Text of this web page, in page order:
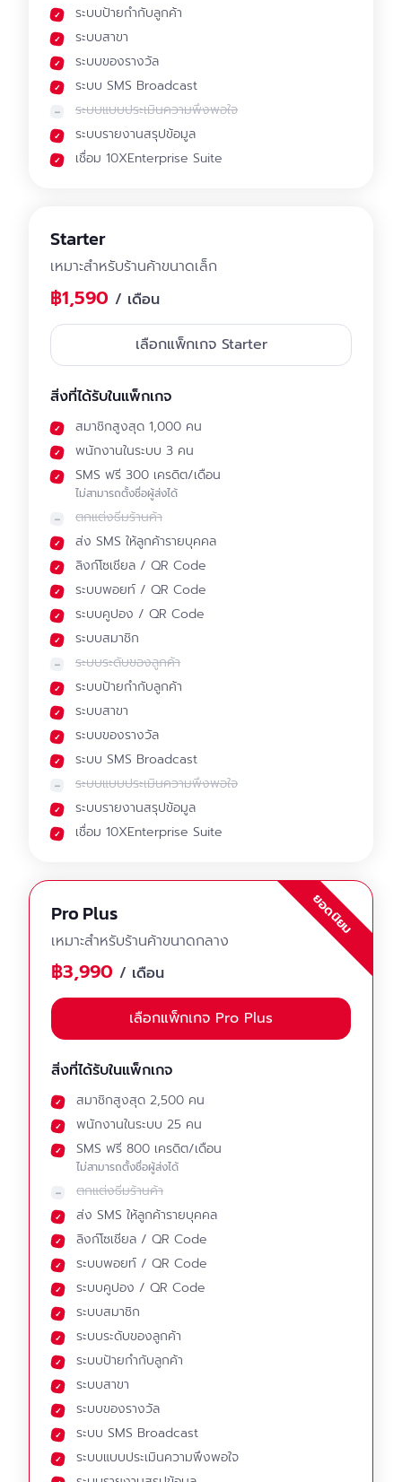
ระบบป้ายกำกับลูกค้า
ระบบสาขา
ระบบของรางวัล
ระบบ SMS Broadcast
ระบบแบบประเมินความพึงพอใจ
ระบบรายงานสรุปข้อมูล
เชื่อม 10XEnterprise Suite
Starter
เหมาะสำหรับร้านค้าขนาดเล็ก
฿1,590 / เดือน
เลือกแพ็กเกจ Starter
สิ่งที่ได้รับในแพ็กเกจ
สมาชิกสูงสุด 1,000 คน
พนักงานในระบบ 3 คน
SMS ฟรี 300 เครดิต/เดือน
ไม่สามารถตั้งชื่อผู้ส่งได้
ตกแต่งธีมร้านค้า
ส่ง SMS ให้ลูกค้ารายบุคคล
ลิงก์โซเชียล / QR Code
ระบบพอยท์ / QR Code
ระบบคูปอง / QR Code
ระบบสมาชิก
ระบบระดับของลูกค้า
ระบบป้ายกำกับลูกค้า
ระบบสาขา
ระบบของรางวัล
ระบบ SMS Broadcast
ระบบแบบประเมินความพึงพอใจ
ระบบรายงานสรุปข้อมูล
เชื่อม 10XEnterprise Suite
ยอดนิยม
Pro Plus
เหมาะสำหรับร้านค้าขนาดกลาง
฿3,990 / เดือน
เลือกแพ็กเกจ Pro Plus
สิ่งที่ได้รับในแพ็กเกจ
สมาชิกสูงสุด 2,500 คน
พนักงานในระบบ 25 คน
SMS ฟรี 800 เครดิต/เดือน
ไม่สามารถตั้งชื่อผู้ส่งได้
ตกแต่งธีมร้านค้า
ส่ง SMS ให้ลูกค้ารายบุคคล
ลิงก์โซเชียล / QR Code
ระบบพอยท์ / QR Code
ระบบคูปอง / QR Code
ระบบสมาชิก
ระบบระดับของลูกค้า
ระบบป้ายกำกับลูกค้า
ระบบสาขา
ระบบของรางวัล
ระบบ SMS Broadcast
ระบบแบบประเมินความพึงพอใจ